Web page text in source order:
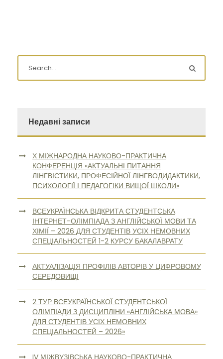
Недавні записи
Х МІЖНАРОДНА НАУКОВО-ПРАКТИЧНА
КОНФЕРЕНЦІЯ «АКТУАЛЬНІ ПИТАННЯ
ЛІНГВІСТИКИ, ПРОФЕСІЙНОЇ ЛІНГВОДИДАКТИКИ,
ПСИХОЛОГІЇ І ПЕДАГОГІКИ ВИЩОЇ ШКОЛИ»
ВСЕУКРАЇНСЬКА ВІДКРИТА СТУДЕНТСЬКА
ІНТЕРНЕТ-ОЛІМПІАДА З АНГЛІЙСЬКОЇ МОВИ ТА
ХІМІЇ – 2026 ДЛЯ СТУДЕНТІВ УСІХ НЕМОВНИХ
СПЕЦІАЛЬНОСТЕЙ 1-2 КУРСУ БАКАЛАВРАТУ
АКТУАЛІЗАЦІЯ ПРОФІЛІВ АВТОРІВ У ЦИФРОВОМУ
СЕРЕДОВИЩІ
2 ТУР ВСЕУКРАЇНСЬКОЇ СТУДЕНТСЬКОЇ
ОЛІМПІАДИ З ДИСЦИПЛІНИ «АНГЛІЙСЬКА МОВА»
ДЛЯ СТУДЕНТІВ УСІХ НЕМОВНИХ
СПЕЦІАЛЬНОСТЕЙ – 2026»
IV МІЖВУЗІВСЬКА НАУКОВО-ПРАКТИЧНА